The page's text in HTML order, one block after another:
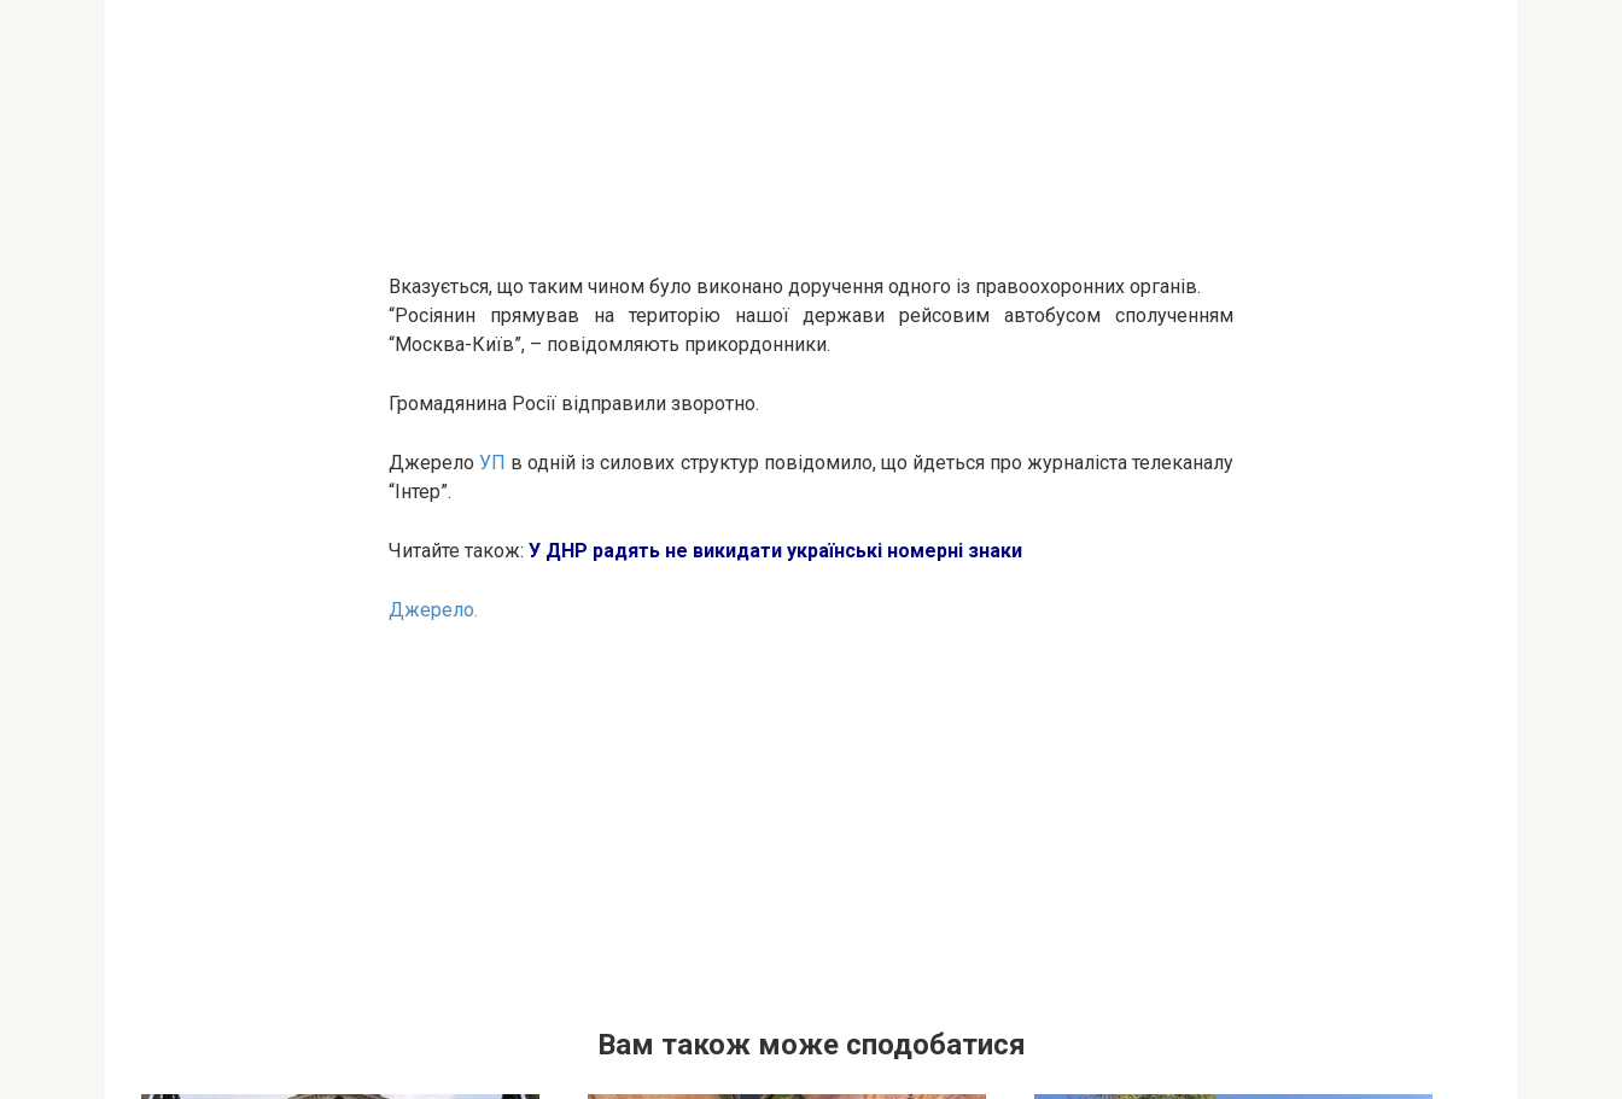
Вказується, що таким чином було виконано доручення одного із правоохоронних органів.
“Росіянин прямував на територію нашої держави рейсовим автобусом сполученням
“Москва-Київ”, – повідомляють прикордонники.
Громадянина Росії відправили зворотно.
Джерело УП в одній із силових структур повідомило, що йдеться про журналіста телеканалу
“Інтер”.
Читайте також: У ДНР радять не викидати українські номерні знаки
Джерело.
Вам також може сподобатися